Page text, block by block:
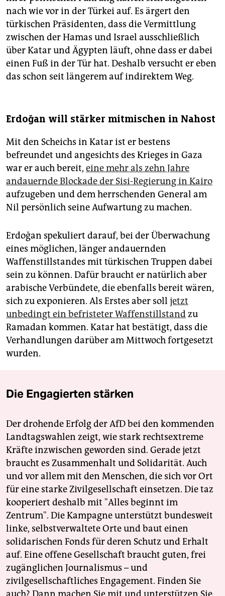
nach wie vor in der Türkei auf. Es ärgert den
türkischen Präsidenten, dass die Vermittlung
zwischen der Hamas und Israel ausschließlich
über Katar und Ägypten läuft, ohne dass er dabei
einen Fuß in der Tür hat. Deshalb versucht er eben
das schon seit längerem auf indirektem Weg.
Erdoğan will stärker mitmischen in Nahost
Mit den Scheichs in Katar ist er bestens
befreundet und angesichts des Krieges in Gaza
war er auch bereit, eine mehr als zehn Jahre
andauernde Blockade der Sisi-Regierung in Kairo
aufzugeben und dem herrschenden General am
Nil persönlich seine Aufwartung zu machen.
Erdoğan spekuliert darauf, bei der Überwachung
eines möglichen, länger andauernden
Waffenstillstandes mit türkischen Truppen dabei
sein zu können. Dafür braucht er natürlich aber
arabische Verbündete, die ebenfalls bereit wären,
sich zu exponieren. Als Erstes aber soll jetzt
unbedingt ein befristeter Waffenstillstandzu
Ramadan kommen. Katar hat bestätigt, dass die
Verhandlungen darüber am Mittwoch fortgesetzt
wurden.
Die Engagierten stärken
Der drohende Erfolg der AfD bei den kommenden
Landtagswahlen zeigt, wie stark rechtsextreme
Kräfte inzwischen geworden sind. Gerade jetzt
braucht es Zusammenhalt und Solidarität. Auch
und vor allem mit den Menschen, die sich vor Ort
für eine starke Zivilgesellschaft einsetzen. Die taz
kooperiert deshalb mit "Alles beginnt im
Zentrum". Die Kampagne unterstützt bundesweit
linke, selbstverwaltete Orte und baut einen
solidarischen Fonds für deren Schutz und Erhalt
auf. Eine offene Gesellschaft braucht guten, frei
zugänglichen Journalismus – und
zivilgesellschaftliches Engagement. Finden Sie